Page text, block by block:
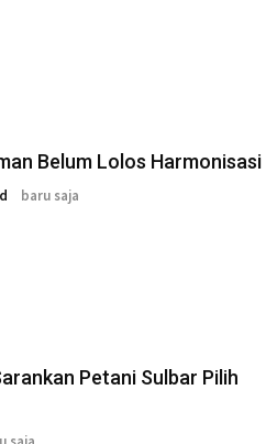
Belum Lolos Harmonisasi
baru saja
Petani Sulbar Pilih